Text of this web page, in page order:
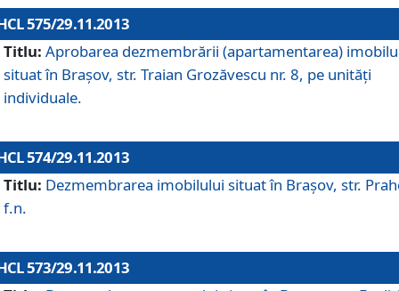
575/29.11.2013
Titlu: Aprobarea dezmembrării (apartamentarea)
situat în Braşov, str. Traian Grozăvescu nr. 8, pe unităţi
individuale.
574/29.11.2013
Titlu: Dezmembrarea imobilului situat în Braşov, str.
f.n.
573/29.11.2013